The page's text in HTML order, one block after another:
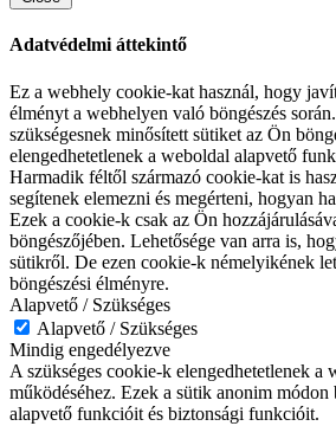
Adatvédelmi áttekintő
Ez a webhely cookie-kat használ, hogy
élményt a webhelyen való böngészés
szükségesnek minősített sütiket az Ön
elengedhetetlenek a weboldal alapvető
Harmadik féltől származó cookie-kat is
segítenek elemezni és megérteni, hogyan
Ezek a cookie-k csak az Ön
böngészőjében. Lehetősége van arra is,
sütikről. De ezen cookie-k némelyikének
böngészési élményre.
Alapvető / Szükséges
Alapvető / Szükséges
Mindig engedélyezve
A szükséges cookie-k elengedhetetlenek a
működéséhez. Ezek a sütik anonim
alapvető funkcióit és biztonsági funkcióit.